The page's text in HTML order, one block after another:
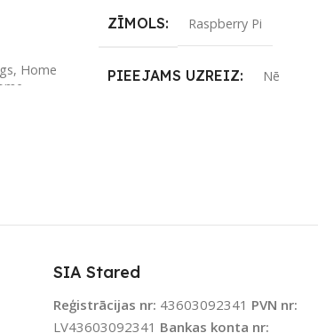
, Home
ZĪMOLS Raspberry Pi
PIEEJAMS UZREIZ Nē
SIA Stared
Reģistrācijas nr: 43603092341 PVN nr:
LV43603092341 Bankas konta nr: